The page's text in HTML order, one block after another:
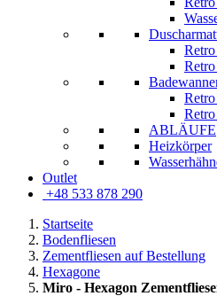
ABLÄUFE
Heizkörper
Outlet
+48 533 878 290
Startseite
Bodenfliesen
Zementfliesen auf Bestellung
Hexagone
Miro - Hexagon